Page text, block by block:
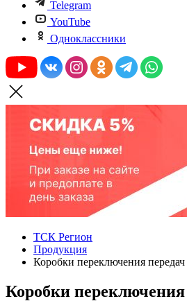
Telegram
YouTube
Одноклассники
ТСК Регион
Продукция
Коробки переключения передач
Коробки переключения